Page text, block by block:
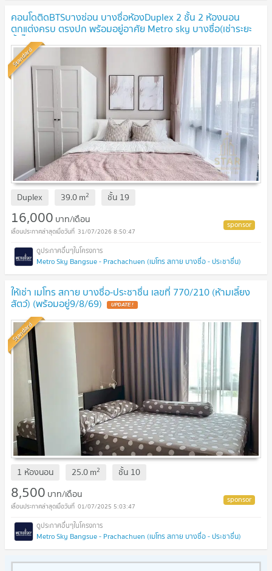
คอนโดติดBTSบางซ่อน บางซื่อห้องDuplex 2 ชั้น 2 ห้องนอน
ตกแต่งครบ ตรงปก พร้อมอยู่อาศัย Metro sky บางซื่อ(เช่าระยะ
สั้นได้ค่ะ) line:Rangsima07
Standard
Duplex 39.0m2 ชั้น 19
16,000 บาท/เดือน
31/07/2026 8:50:47
Metro Sky Bangsue - Prachachuen (เมโทร สกาย บางซื่อ - ประชาชื่น)
ให้เช่า เมโทร สกาย บางซื่อ-ประชาชื่น เลขที่ 770/210 (ห้ามเลี้ยง
สัตว์) (พร้อมอยู่9/8/69)
Standard
1 ห้องนอน 25.0m2 ชั้น 10
8,500 บาท/เดือน
01/07/2025 5:03:47
Metro Sky Bangsue - Prachachuen (เมโทร สกาย บางซื่อ - ประชาชื่น)